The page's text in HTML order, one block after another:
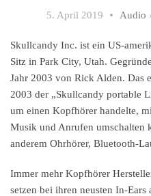
5. April 2019 Audio ›
Skullcandy Inc. ist ein US-
Sitz in Park City, Utah.
Jahr 2003 von Rick Alden. Das
2003 der „Skullcandy portable
um einen Kopfhörer handelte,
Musik und Anrufen umschalten
anderem Ohrhörer, Bluetooth-
Immer mehr Kopfhörer
setzen bei ihren neusten In-